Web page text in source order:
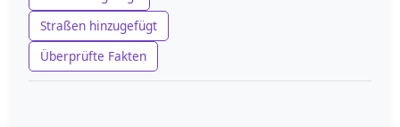
Straßen hinzugefügt
Überprüfte Fakten